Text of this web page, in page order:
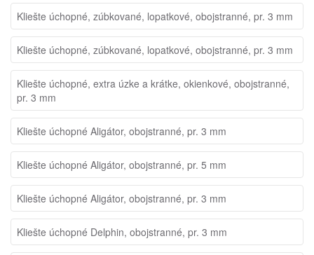
Kliešte úchopné, zúbkované, lopatkové, obojstranné, pr. 3 mm
Kliešte úchopné, zúbkované, lopatkové, obojstranné, pr. 3 mm
Kliešte úchopné, extra úzke a krátke, okienkové, obojstranné,
pr. 3 mm
Kliešte úchopné Aligátor, obojstranné, pr. 3 mm
Kliešte úchopné Aligátor, obojstranné, pr. 5 mm
Kliešte úchopné Aligátor, obojstranné, pr. 3 mm
Kliešte úchopné Delphin, obojstranné, pr. 3 mm